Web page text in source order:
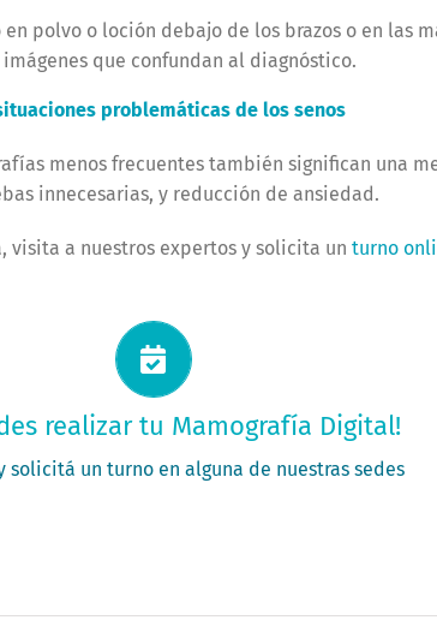
polvo o loción debajo de los brazos o en las
que confundan al diagnóstico.
problemáticas de los senos
menos frecuentes también significan una
innecesarias, y reducción de ansiedad.
visita a nuestros expertos y solicita un turno
realizar tu Mamografía Digital!
solicitá un turno en alguna de nuestras sedes
Solicitá tu turno ahora
PEDÍ TU TURNO